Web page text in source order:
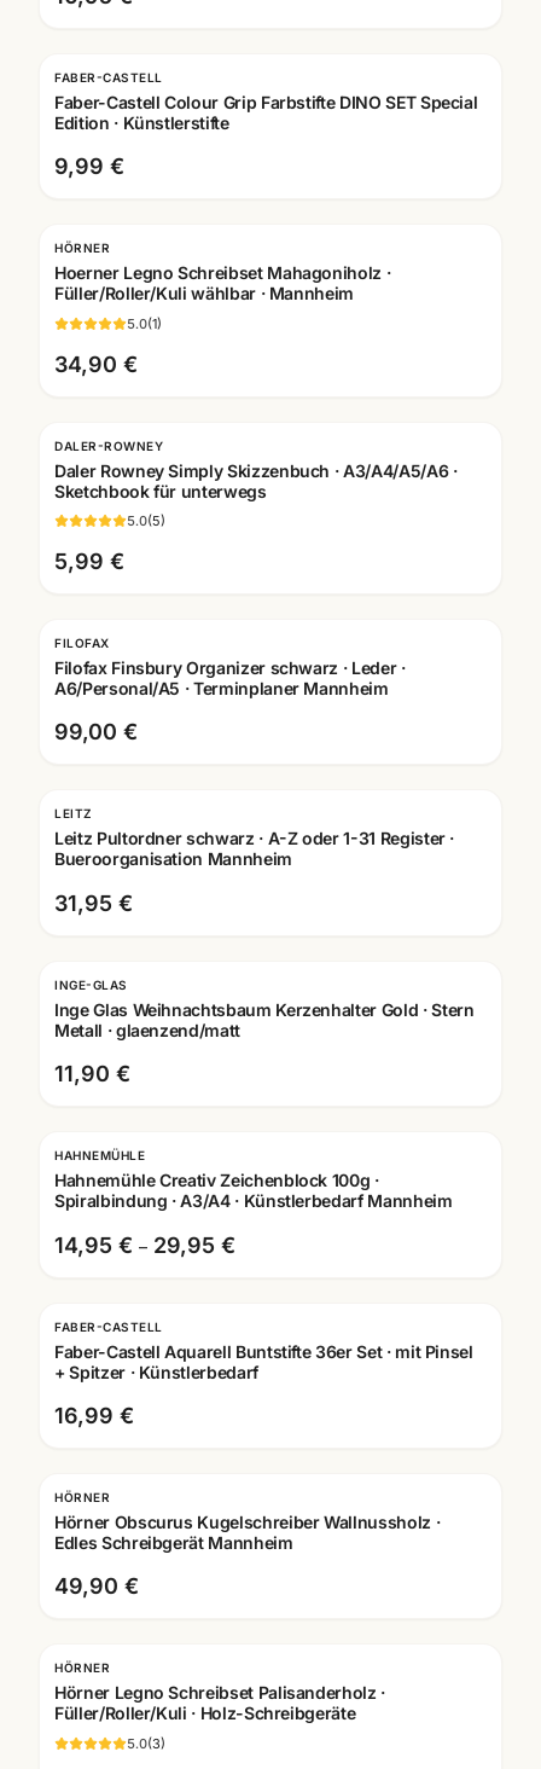
FABER-CASTELL
Faber-Castell Colour Grip Farbstifte DINO SET Special
Edition · Künstlerstifte
9,99 €
Gravur
HÖRNER
Hoerner Legno Schreibset Mahagoniholz ·
Füller/Roller/Kuli wählbar · Mannheim
5.0(1)
34,90 €
DALER-ROWNEY
Daler Rowney Simply Skizzenbuch · A3/A4/A5/A6 ·
Sketchbook für unterwegs
5.0(5)
5,99 €
FILOFAX
Filofax Finsbury Organizer schwarz · Leder ·
A6/Personal/A5 · Terminplaner Mannheim
99,00 €
LEITZ
Leitz Pultordner schwarz · A-Z oder 1-31 Register ·
Bueroorganisation Mannheim
31,95 €
INGE-GLAS
Inge Glas Weihnachtsbaum Kerzenhalter Gold · Stern
Metall · glaenzend/matt
11,90 €
HAHNEMÜHLE
Hahnemühle Creativ Zeichenblock 100g ·
Spiralbindung · A3/A4 · Künstlerbedarf Mannheim
14,95 € – 29,95 €
FABER-CASTELL
Faber-Castell Aquarell Buntstifte 36er Set · mit Pinsel
+ Spitzer · Künstlerbedarf
16,99 €
Gravur
HÖRNER
Hörner Obscurus Kugelschreiber Wallnussholz ·
Edles Schreibgerät Mannheim
49,90 €
Gravur
HÖRNER
Hörner Legno Schreibset Palisanderholz ·
Füller/Roller/Kuli · Holz-Schreibgeräte
5.0(3)